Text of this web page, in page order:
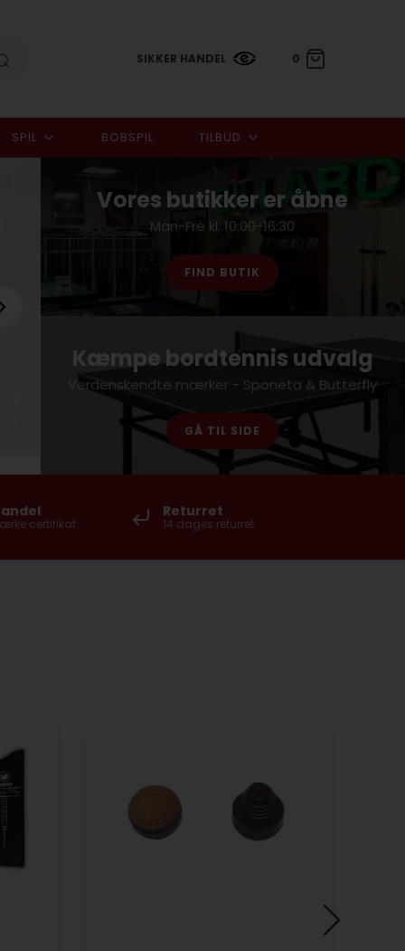
SIKKER HANDEL 0
SPIL BOBSPIL TILBUD
Vores butikker er åbne
Man-Fre kl. 10:00-16:30
FIND BUTIK
Kæmpe bordtennis udvalg
Verdenskendte mærker - Sponeta & Butterfly
GÅ TIL SIDE
certifikat
Returret
14 dages returret